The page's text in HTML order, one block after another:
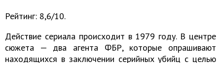
Рейтинг: 8,6/10.
Действие сериала происходит в 1979 году. В центре
сюжета — два агента ФБР, которые опрашивают
находящихся в заключении серийных убийц с целью